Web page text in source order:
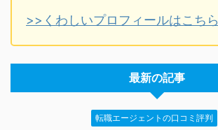
>>くわしいプロフィールはこちら
最新の記事
転職エージェントの口コミ評判